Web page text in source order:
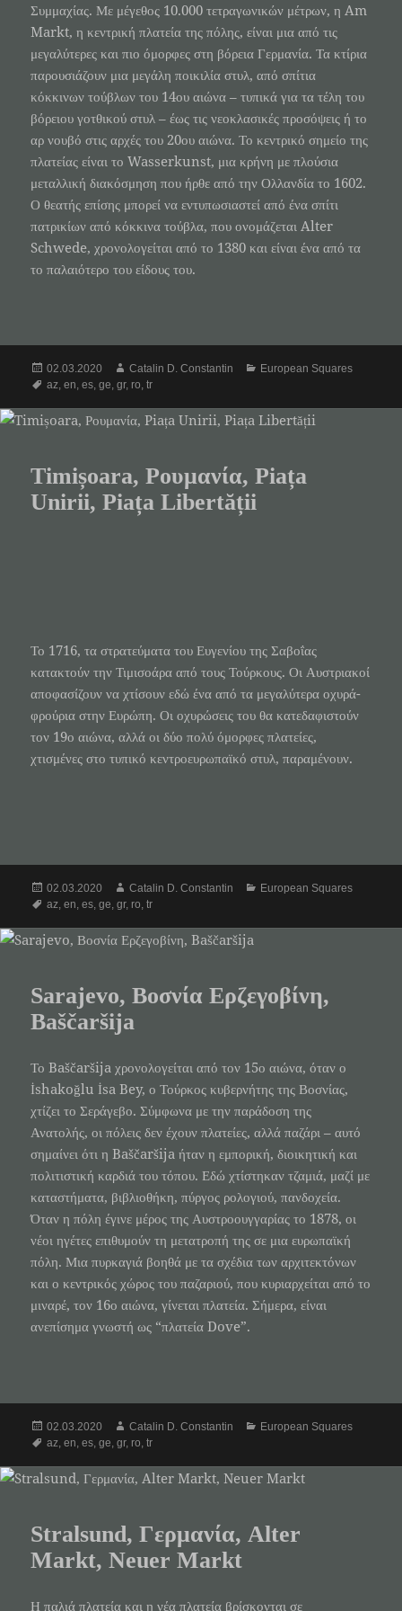
Συμμαχίας. Με μέγεθος 10.000 τετραγωνικών μέτρων, η Am
Markt, η κεντρική πλατεία της πόλης, είναι μια από τις
μεγαλύτερες και πιο όμορφες στη βόρεια Γερμανία. Τα κτίρια
παρουσιάζουν μια μεγάλη ποικιλία στυλ, από σπίτια
κόκκινων τούβλων του 14ου αιώνα – τυπικά για τα τέλη του
βόρειου γοτθικού στυλ – έως τις νεοκλασικές προσόψεις ή το
αρ νουβό στις αρχές του 20ου αιώνα. Το κεντρικό σημείο της
πλατείας είναι το Wasserkunst, μια κρήνη με πλούσια
μεταλλική διακόσμηση που ήρθε από την Ολλανδία το 1602.
Ο θεατής επίσης μπορεί να εντυπωσιαστεί από ένα σπίτι
πατρικίων από κόκκινα τούβλα, που ονομάζεται Alter
Schwede, χρονολογείται από το 1380 και είναι ένα από τα
το παλαιότερο του είδους του.
Posted
on
02.03.2020 Author
Catalin D. Constantin Categories
European Squares
Tags
az,en,es,ge,gr, ro,tr
Timișoara, Ρουμανία, Piața
Unirii, Piața Libertății
Το 1716, τα στρατεύματα του Ευγενίου της Σαβοΐας
κατακτούν την Τιμισοάρα από τους Τούρκους. Οι Αυστριακοί
αποφασίζουν να χτίσουν εδώ ένα από τα μεγαλύτερα οχυρά-
φρούρια στην Ευρώπη. Οι οχυρώσεις του θα κατεδαφιστούν
τον 19ο αιώνα, αλλά οι δύο πολύ όμορφες πλατείες,
χτισμένες στο τυπικό κεντροευρωπαϊκό στυλ, παραμένουν.
Posted
on
02.03.2020 Author
Catalin D. Constantin Categories
European Squares
Tags
az,en,es,ge,gr, ro,tr
Sarajevo, Βοσνία Ερζεγοβίνη,
Baščaršija
Το Baščaršija χρονολογείται από τον 15ο αιώνα, όταν ο
İshakoğlu İsa Bey, ο Τούρκος κυβερνήτης της Βοσνίας,
χτίζει το Σεράγεβο. Σύμφωνα με την παράδοση της
Ανατολής, οι πόλεις δεν έχουν πλατείες, αλλά παζάρι – αυτό
σημαίνει ότι η Baščaršija ήταν η εμπορική, διοικητική και
πολιτιστική καρδιά του τόπου. Εδώ χτίστηκαν τζαμιά, μαζί με
καταστήματα, βιβλιοθήκη, πύργος ρολογιού, πανδοχεία.
Όταν η πόλη έγινε μέρος της Αυστροουγγαρίας το 1878, οι
νέοι ηγέτες επιθυμούν τη μετατροπή της σε μια ευρωπαϊκή
πόλη. Μια πυρκαγιά βοηθά με τα σχέδια των αρχιτεκτόνων
και ο κεντρικός χώρος του παζαριού, που κυριαρχείται από το
μιναρέ, τον 16ο αιώνα, γίνεται πλατεία. Σήμερα, είναι
ανεπίσημα γνωστή ως “πλατεία Dove”.
Posted
on
02.03.2020 Author
Catalin D. Constantin Categories
European Squares
Tags
az,en,es,ge,gr, ro,tr
Stralsund, Γερμανία, Alter
Markt, Neuer Markt
Η παλιά πλατεία και η νέα πλατεία βρίσκονται σε